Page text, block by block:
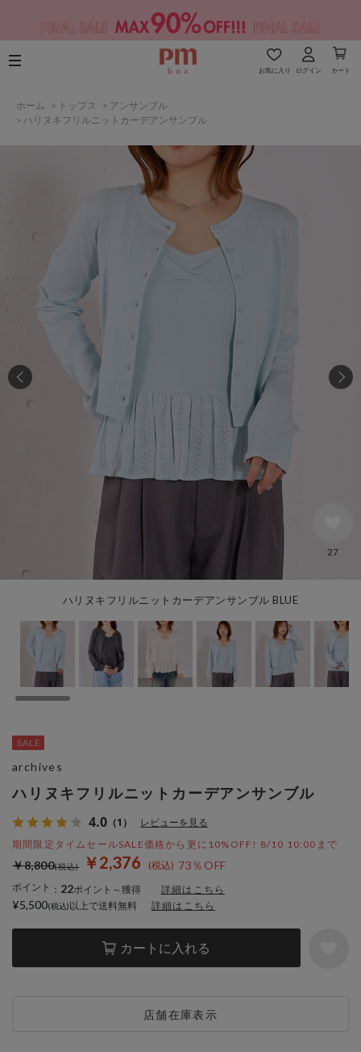
お気に入り ログイン カート
ホーム > トップス > アンサンブル
> ハリヌキフリルニットカーデアンサンブル
ハリヌキフリルニットカーデアンサンブル BLUE
27
ハリヌキフリルニットカーデアンサンブル
4.0 （1） レビューを見る
期間限定タイムセールSALE価格から更に10%OFF! 8/10 10:00まで
￥2,376 73％OFF
￥8,800
ポイント ： 22ポイント～獲得 詳細はこちら
カートに入れる
店舗在庫表示
archives
¥5,500 以上で送料無料 詳細はこちら